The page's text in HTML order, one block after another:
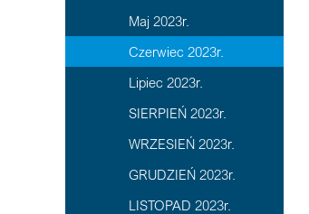
Maj 2023r.
Czerwiec 2023r.
Lipiec 2023r.
SIERPIEŃ 2023r.
WRZESIEŃ 2023r.
GRUDZIEŃ 2023r.
LISTOPAD 2023r.